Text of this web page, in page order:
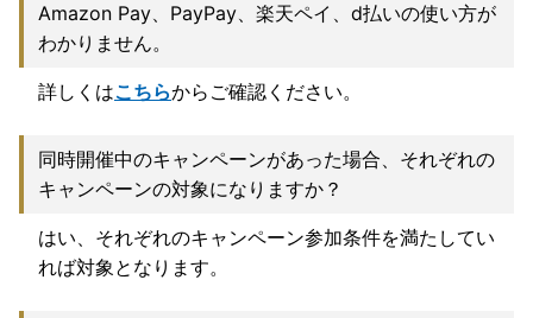
Amazon Pay、PayPay、楽天ペイ、d払いの使い方が
わかりません。
詳しくはこちらからご確認ください。
同時開催中のキャンペーンがあった場合、それぞれの
キャンペーンの対象になりますか？
はい、それぞれのキャンペーン参加条件を満たしてい
れば対象となります。